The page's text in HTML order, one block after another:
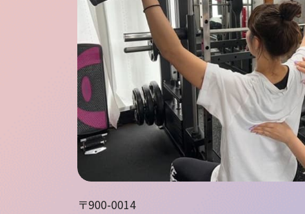
〒900-0014